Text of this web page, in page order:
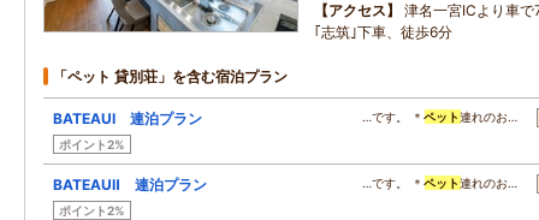
アクセス
津名一宮ICより車
｢志筑｣下車、徒歩6分
「ペット 貸別荘」を含む宿泊プラン
BATEAUⅠ 連泊プラン
ポイント2%
…です。 ＊ペット連れのお…
BATEAUⅡ 連泊プラン
ポイント2%
…です。 ＊ペット連れのお…